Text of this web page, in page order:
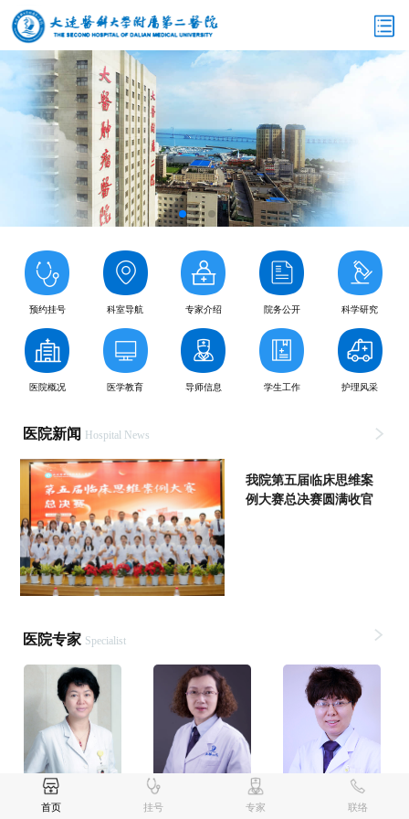
首页 挂号 专家 联络
预约挂号 科室导航 专家介绍 院务公开 科学研究
医院概况 医学教育 导师信息 学生工作 护理风采
医院新闻 Hospital News
我院第五届临床思维案
例大赛总决赛圆满收官
医院专家 Specialist